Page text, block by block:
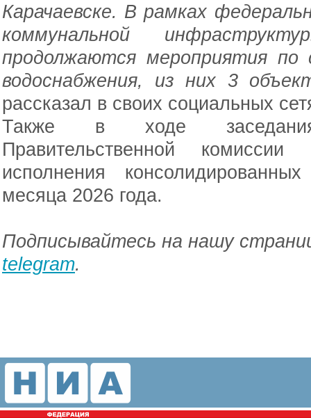
Карачаевске. В рамках
коммунальной
продолжаются мероприятия
водоснабжения, из них 3
рассказал в своих социальных
Также в ходе
Правительственной
исполнения
месяца 2026 года.
Подписывайтесь на нашу
telegram.